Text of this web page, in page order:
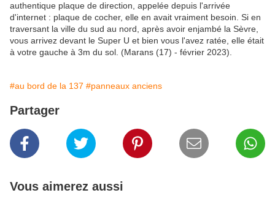
authentique plaque de direction, appelée depuis l'arrivée
d'internet : plaque de cocher, elle en avait vraiment besoin. Si en
traversant la ville du sud au nord, après avoir enjambé la Sèvre,
vous arrivez devant le Super U et bien vous l'avez ratée, elle était
à votre gauche à 3m du sol. (Marans (17) - février 2023).
#au bord de la 137 #panneaux anciens
Partager
Vous aimerez aussi